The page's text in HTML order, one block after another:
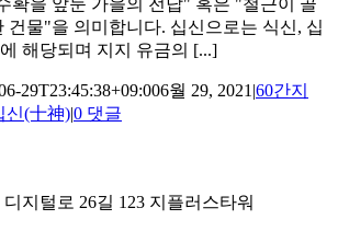
확을 앞둔 가을의 전답" 혹은 "철근이 골
건물"을 의미합니다. 십신으로는 식신, 십
해당되며 지지 유금의 [...]
29T23:45:38+09:006월 29, 2021 |60간지
신(十神)|0 댓글
지털로 26길 123 지플러스타워